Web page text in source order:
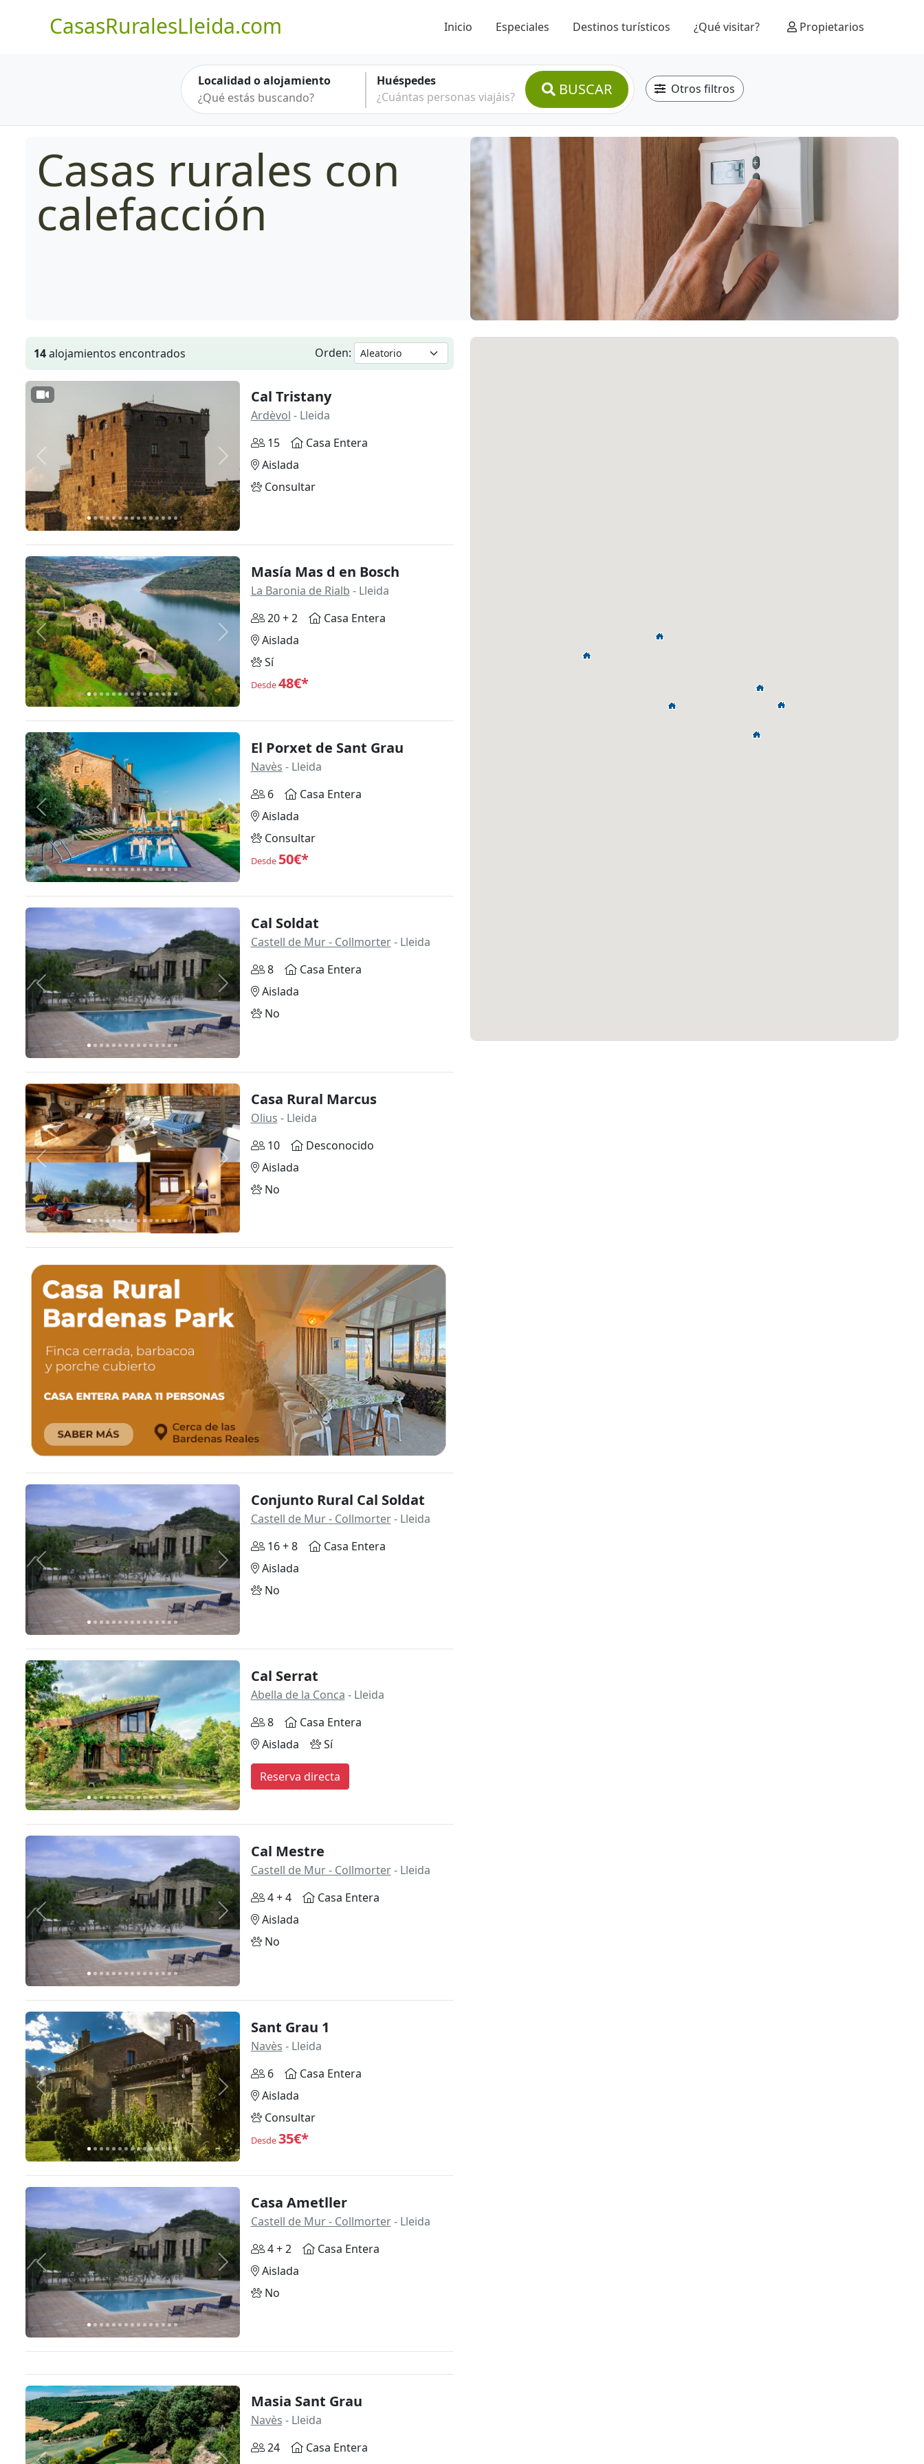
CasasRuralesLleida.com Inicio Especiales Destinos turísticos ¿Qué visitar? Propietarios
Localidad o alojamiento
Huéspedes
¿Cuántas personas viajáis?
BUSCAR Otros filtros
Casas rurales con
calefacción
14alojamientos encontrados Orden:
Anterior Siguiente
Cal Tristany
Ardèvol - Lleida
15
Casa Entera
Aislada
Consultar
Anterior Siguiente
Masía Mas d en Bosch
La Baronia de Rialb - Lleida
20 + 2
Casa Entera
Aislada
Sí
Desde48€*
Anterior Siguiente
El Porxet de Sant Grau
Navès - Lleida
6
Casa Entera
Aislada
Consultar
Desde 50€*
Anterior Siguiente
Cal Soldat
Castell de Mur - Collmorter- Lleida
8
Casa Entera
Aislada
No
Anterior Siguiente
Casa Rural Marcus
Olius - Lleida
10
Desconocido
Aislada
No
Anterior Siguiente
Conjunto Rural Cal Soldat
Castell de Mur - Collmorter- Lleida
16 + 8
Casa Entera
Aislada
No
Anterior Siguiente
Cal Serrat
Abella de la Conca - Lleida
8
Casa Entera
Aislada
Sí
Reserva directa
Anterior Siguiente
Cal Mestre
Castell de Mur - Collmorter- Lleida
4 + 4
Casa Entera
Aislada
No
Anterior Siguiente
Sant Grau 1
Navès - Lleida
6
Casa Entera
Aislada
Consultar
Desde35€*
Anterior Siguiente
Casa Ametller
Castell de Mur - Collmorter- Lleida
4 + 2
Casa Entera
Aislada
No
Masia Sant Grau
Navès - Lleida
24
Casa Entera